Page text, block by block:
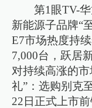
第1眼TV-
新能源子品牌“
E7市场热度持
7,000台，跃居
对持续高涨的
礼”：选购别克
22日正式上市